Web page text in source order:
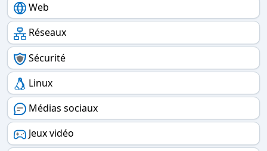
Web
Réseaux
Sécurité
Linux
Médias sociaux
Jeux vidéo